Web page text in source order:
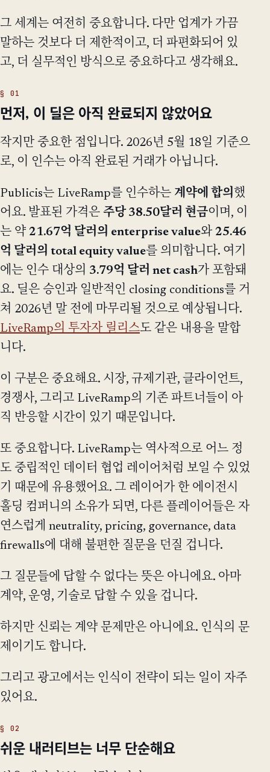
그 세계는 여전히 중요합니다. 다만 업계가 가끔
말하는 것보다 더 제한적이고, 더 파편화되어 있
고, 더 실무적인 방식으로 중요하다고 생각해요.
먼저, 이 딜은 아직 완료되지 않았어요
작지만 중요한 점입니다. 2026년 5월 18일 기준으
로, 이 인수는 아직 완료된 거래가 아닙니다.
Publicis는 LiveRamp를 인수하는 계약에 합의 했
어요. 발표된 가격은 주당 38.50달러 현금이며, 이
는 약 21.67억 달러의 enterprise value와 25.46
억 달러의 total equity value를 의미합니다. 여기
에는 인수 대상의 3.79억 달러 net cash가 포함돼
요. 딜은 승인과 일반적인 closing conditions를 거
쳐 2026년 말 전에 마무리될 것으로 예상됩니다.
LiveRamp의 투자자 릴리스도 같은 내용을 말합
니다.
이 구분은 중요해요. 시장, 규제기관, 클라이언트,
경쟁사, 그리고 LiveRamp의 기존 파트너들이 아
직 반응할 시간이 있기 때문입니다.
또 중요합니다. LiveRamp는 역사적으로 어느 정
도 중립적인 데이터 협업 레이어처럼 보일 수 있었
기 때문에 유용했어요. 그 레이어가 한 에이전시
홀딩 컴퍼니의 소유가 되면, 다른 플레이어들은 자
연스럽게 neutrality, pricing, governance, data
firewalls에 대해 불편한 질문을 던질 겁니다.
그 질문들에 답할 수 없다는 뜻은 아니에요. 아마
계약, 운영, 기술로 답할 수 있을 겁니다.
하지만 신뢰는 계약 문제만은 아니에요. 인식의 문
제이기도 합니다.
그리고 광고에서는 인식이 전략이 되는 일이 자주
있어요.
쉬운 내러티브는 너무 단순해요